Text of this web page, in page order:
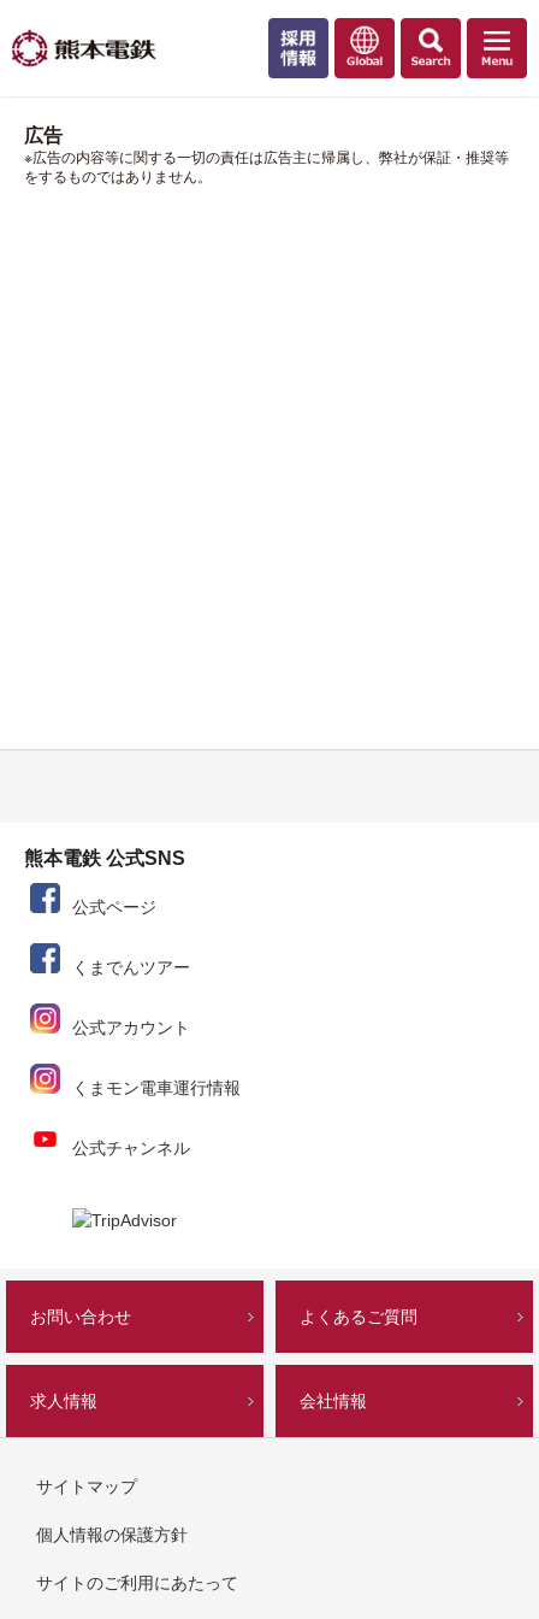
広告
※広告の内容等に関する一切の責任は広告主に帰属し、弊社が保証・推奨等
をするものではありません。
熊本電鉄 公式SNS
公式ページ
くまでんツアー
公式アカウント
くまモン電車運行情報
公式チャンネル
お問い合わせ よくあるご質問
求人情報 会社情報
サイトマップ
個人情報の保護方針
サイトのご利用にあたって